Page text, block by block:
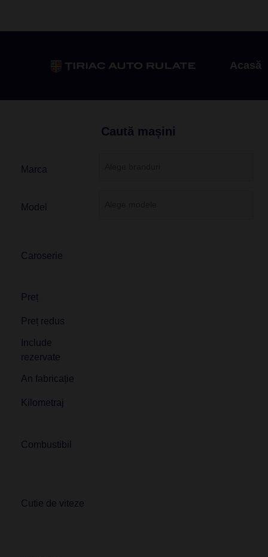
Acasă
Caută mașini
Marca
Model
Caroserie
Preț
Preț redus
Include
rezervate
An fabricație
Kilometraj
Combustibil
Cutie de viteze